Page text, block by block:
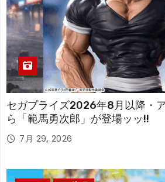
セガプライズ2026年8月以降・
ら「範馬勇次郎」が登場ッッ!!
7月 29, 2026